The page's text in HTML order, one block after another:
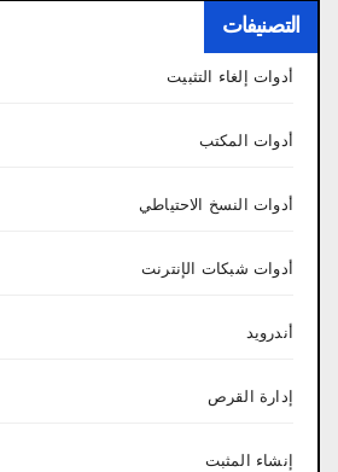
التصنيفات
أدوات إلغاء التثبيت
أدوات المكتب
أدوات النسخ الاحتياطي
أدوات شبكات الإنترنت
أندرويد
إدارة القرص
إنشاء المثبت